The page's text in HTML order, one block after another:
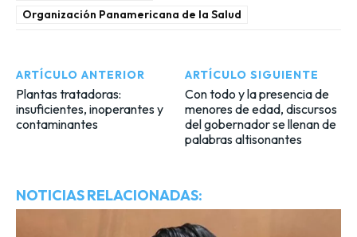
Organización Panamericana de la Salud
ARTÍCULO ANTERIOR
Plantas tratadoras:
insuficientes, inoperantes y
contaminantes
ARTÍCULO SIGUIENTE
Con todo y la presencia de
menores de edad, discursos
del gobernador se llenan de
palabras altisonantes
NOTICIAS RELACIONADAS: